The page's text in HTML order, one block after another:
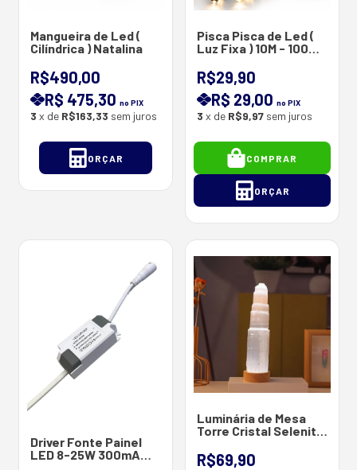
Mangueira de Led (
Cilíndrica ) Natalina
R$490,00
R$ 475,30no PIX
3 x de R$163,33 sem juros
ORÇAR
Pisca Pisca de Led (
Luz Fixa ) 10M - 100
Fio Verde ) `a Prova
d'agua-220V
R$29,90
R$ 29,00no PIX
3 x de R$9,97 sem juros
COMPRAR
ORÇAR
Driver Fonte Painel
LED 8-25W 300mA
Luminária de Mesa
Torre Cristal Selenita
R$69,90